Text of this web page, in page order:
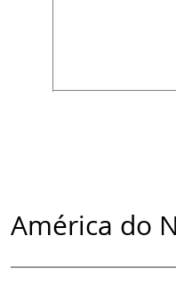
América do